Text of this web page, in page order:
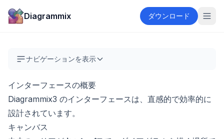
Diagrammix ダウンロード
ナビゲーションを表示
インターフェースの概要
Diagrammix3 のインターフェースは、直感的で効率的に
設計されています。
キャンバス